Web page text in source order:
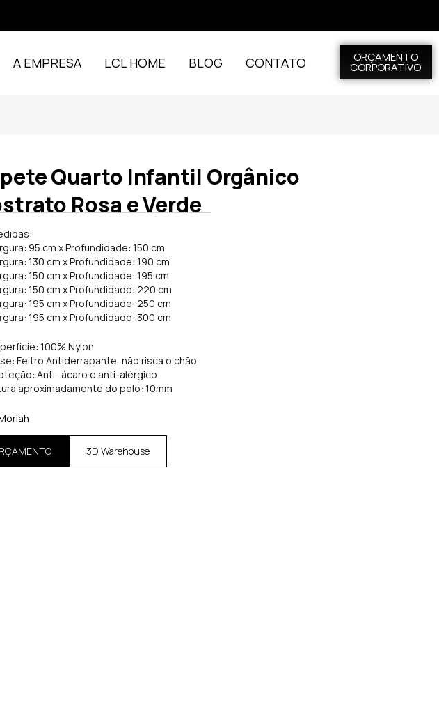
A EMPRESA LCL HOME BLOG CONTATO ORÇAMENTO
CORPORATIVO
Quarto Infantil Orgânico
Rosa e Verde
95 cm x Profundidade: 150 cm
130 cm x Profundidade: 190 cm
150 cm x Profundidade: 195 cm
150 cm x Profundidade: 220 cm
195 cm x Profundidade: 250 cm
195 cm x Profundidade: 300 cm
100% Nylon
Feltro Antiderrapante, não risca o chão
Anti- ácaro e anti-alérgico
aproximadamente do pelo: 10mm
3D Warehouse